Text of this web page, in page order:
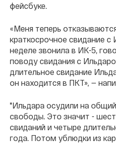
фейсбуке.
«Меня теперь
краткосрочное свидание
неделе звонила в ИК-5,
поводу свидания с
длительное свидание
он находится в ПКТ», —
"Ильдара осудили на
свободы. Это значит -
свиданий и четыре
года. Потом ублюдки из